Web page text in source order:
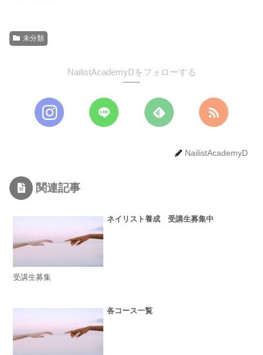
未分類
NailistAcademyDをフォローする
NailistAcademyD
関連記事
ネイリスト養成 受講生募集中
受講生募集
各コース一覧